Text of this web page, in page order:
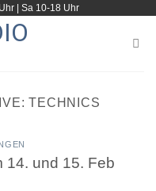
| Sa 10-18 Uhr
TECHNICS
14. und 15. Feb